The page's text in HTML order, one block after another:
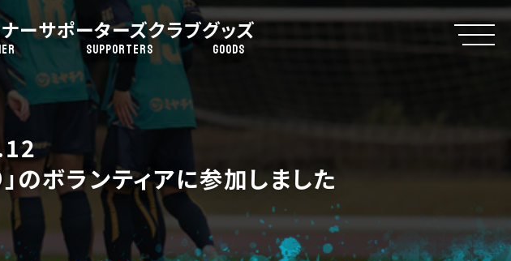
ーサポーターズクラブ
SUPPORTERS
グッズ
GOODS
のボランティアに参加しました